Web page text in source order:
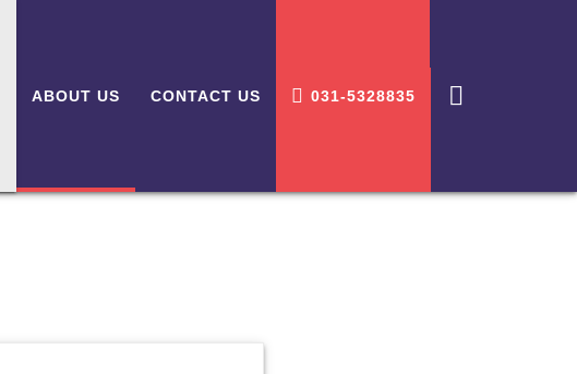
ABOUT US CONTACT US 031-5328835